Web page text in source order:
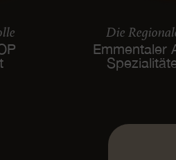
Die
Emmentaler